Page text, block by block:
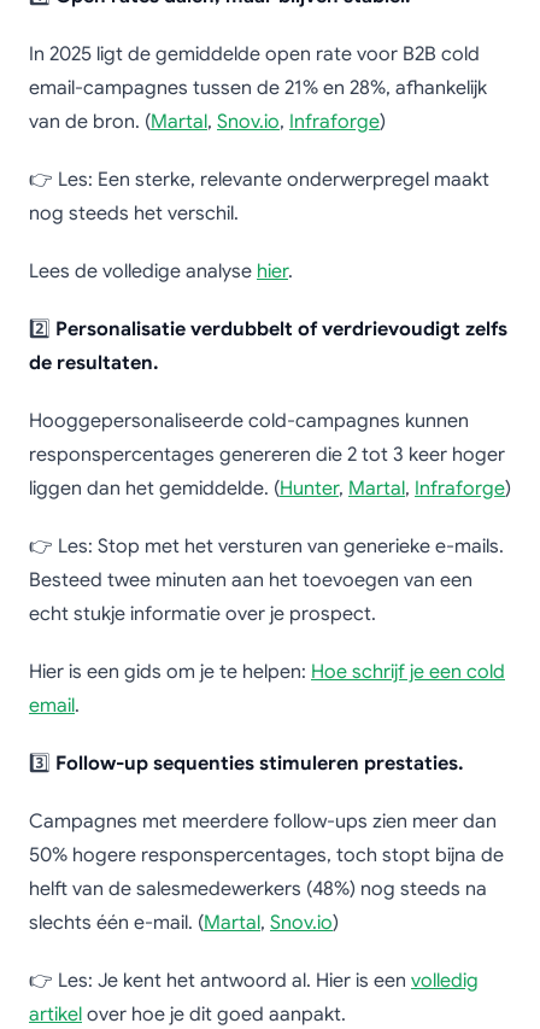
In 2025 ligt de gemiddelde open rate voor B2B cold
email-campagnes tussen de 21% en 28%, afhankelijk
van de bron. (Martal, Snov.io, Infraforge)
👉 Les: Een sterke, relevante onderwerpregel maakt
nog steeds het verschil.
Lees de volledige analyse hier.
2️⃣ Personalisatie verdubbelt of verdrievoudigt zelfs
de resultaten.
Hooggepersonaliseerde cold-campagnes kunnen
responspercentages genereren die 2 tot 3 keer hoger
liggen dan het gemiddelde. (Hunter, Martal, Infraforge)
👉 Les: Stop met het versturen van generieke e-mails.
Besteed twee minuten aan het toevoegen van een
echt stukje informatie over je prospect.
Hier is een gids om je te helpen: Hoe schrijf je een cold
email.
3️⃣ Follow-up sequenties stimuleren prestaties.
Campagnes met meerdere follow-ups zien meer dan
50% hogere responspercentages, toch stopt bijna de
helft van de salesmedewerkers (48%) nog steeds na
slechts één e-mail. (Martal, Snov.io)
👉 Les: Je kent het antwoord al. Hier is een volledig
artikel over hoe je dit goed aanpakt.